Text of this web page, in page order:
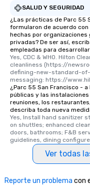
SALUD Y SEGURIDAD
¿Las prácticas de Parc 55
formularon de acuerdo
hechas por
privadas? De ser así,
empleadas para
Yes, CDC & WHO. Hilton
cleanliness (https://
defining-new-standard-
messaging: https://
¿Parc 55 San Francisco -
públicas y las
reuniones, los
describa toda nueva
Yes, Install hand sanitizer
on shuttles; enhanced
doors, bathrooms; F&B
guidelines, dining
Ver todas
Reporte un problema con